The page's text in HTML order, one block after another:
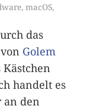
, macOS,
das
Golem
handelt es
an den